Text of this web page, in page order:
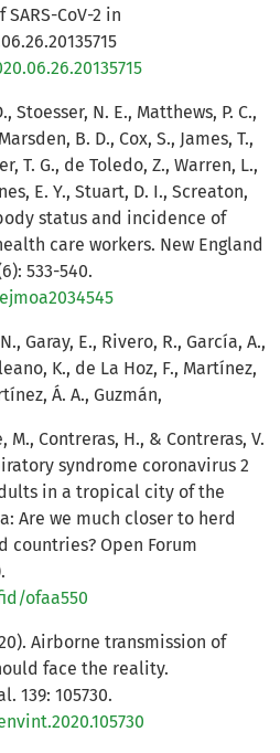
CoV-2 in
Stoesser, N. E., Matthews, P. C.,
B. D., Cox, S., James, T.,
T. G., de Toledo, Z., Warren, L.,
E. Y., Stuart, D. I., Screaton,
status and incidence of
care workers. New England
533-540.
Garay, E., Rivero, R., García, A.,
K., de La Hoz, F., Martínez,
Á. A., Guzmán,
M., Contreras, H., & Contreras, V.
syndrome coronavirus 2
in a tropical city of the
Are we much closer to herd
Open Forum
ofaa550
Airborne transmission of
face the reality.
139: 105730.